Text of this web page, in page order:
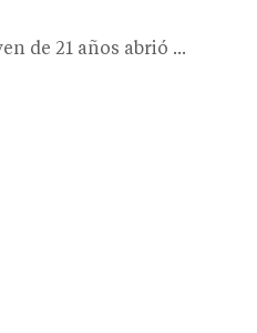
de 21 años abrió ...